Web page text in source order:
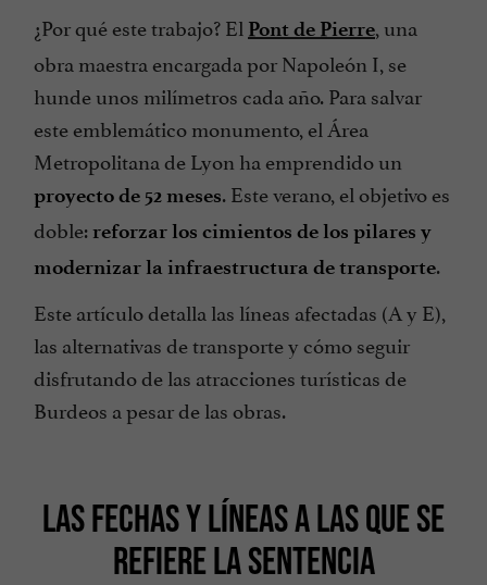
¿Por qué este trabajo? El Pont de Pierre, una
obra maestra encargada por Napoleón I, se
hunde unos milímetros cada año. Para salvar
este emblemático monumento, el Área
Metropolitana de Lyon ha emprendido un
proyecto de 52 meses. Este verano, el objetivo es
doble: reforzar los cimientos de los pilares y
modernizar la infraestructura de transporte.
Este artículo detalla las líneas afectadas (A y E),
las alternativas de transporte y cómo seguir
disfrutando de las atracciones turísticas de
Burdeos a pesar de las obras.
LAS FECHAS Y LÍNEAS A LAS QUE SE
REFIERE LA SENTENCIA